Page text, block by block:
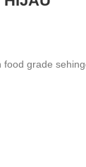
grade